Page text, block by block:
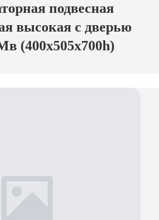
подвесная
высокая с дверью
(400х505х700h)